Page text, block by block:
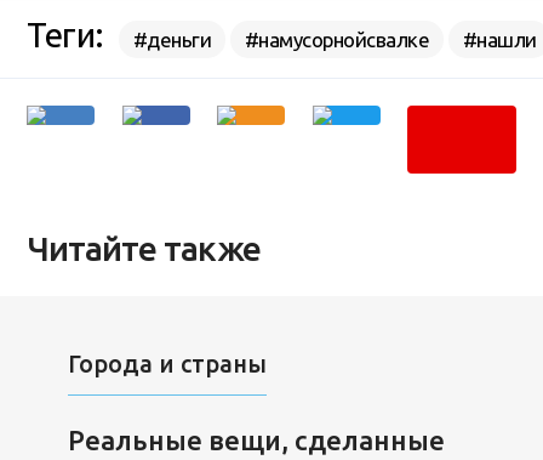
Теги: #деньги #намусорнойсвалке #нашли
Читайте также
Города и страны
Реальные вещи, сделанные